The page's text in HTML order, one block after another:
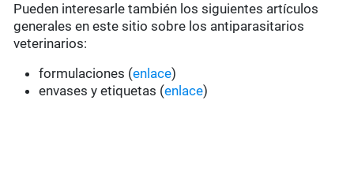
Pueden interesarle también los siguientes artículos
generales en este sitio sobre los antiparasitarios
veterinarios:
formulaciones (enlace)
envases y etiquetas (enlace)